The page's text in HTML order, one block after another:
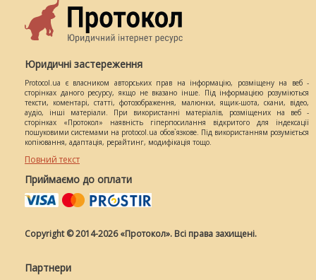
Юридичні застереження
Protocol.ua є власником авторських прав на інформацію, розміщену на веб -
сторінках даного ресурсу, якщо не вказано інше. Під інформацією розуміються
тексти, коментарі, статті, фотозображення, малюнки, ящик-шота, скани, відео,
аудіо, інші матеріали. При використанні матеріалів, розміщених на веб -
сторінках «Протокол» наявність гіперпосилання відкритого для індексації
пошуковими системами на protocol.ua обов`язкове. Під використанням розуміється
копіювання, адаптація, рерайтинг, модифікація тощо.
Повний текст
Приймаємо до оплати
Copyright © 2014-2026 «Протокол». Всі права захищені.
Партнери